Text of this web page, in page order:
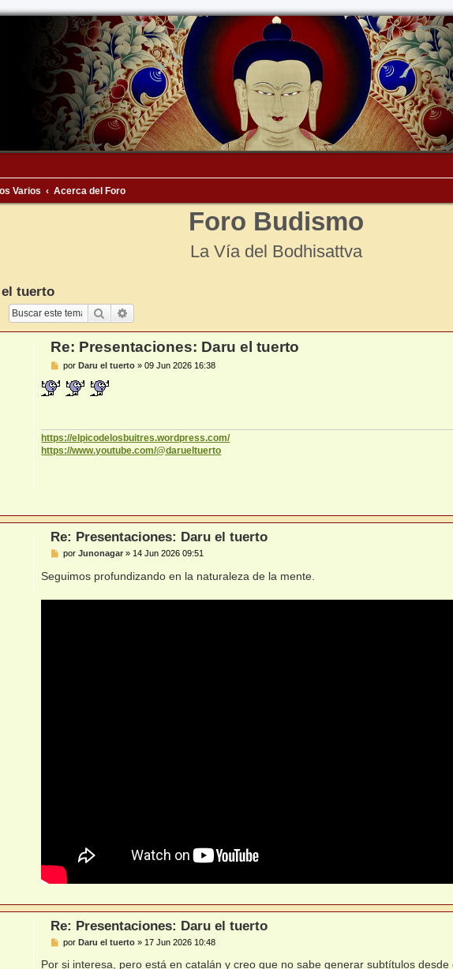
Varios Acerca del Foro
Foro Budismo
La Vía del Bodhisattva
tuerto
Buscar
Re: Presentaciones: Daru el tuerto
M
porDaru el tuerto »09 Jun 2026 16:38
https://elpicodelosbuitres.wordpress.com/
https://www.youtube.com/@darueltuerto
Re: Presentaciones: Daru el tuerto
M
n
porJunonagar » 14 Jun 2026 09:51
Seguimos profundizando en la naturaleza de la mente.
Re: Presentaciones: Daru el tuerto
M
n
porDaru el tuerto » 17 Jun 2026 10:48
Por si interesa, pero está en catalán y creo que no sabe generar subtítulos